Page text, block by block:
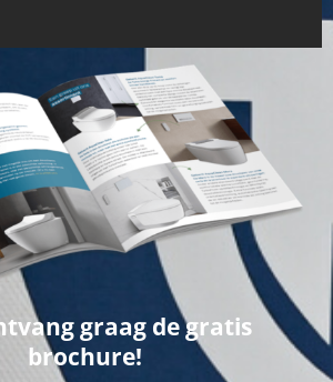
graag de gratis
brochure!